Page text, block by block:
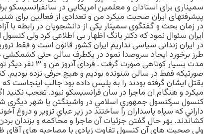
سمیناری برای استادان و معلمین امریکایی در سانفرانسیسکو
پیشرفتهای ایران صحبت میکرد من و تعدادی از فعالین برای
در زمان بحث و گفتگوی سمینار یکی از دانشجویان در رابطه با
ایران سئوال نمود که دکتر یانگ اظهار بی اطلاعی کرد ولی
در ایران زندانی سیاسی نداریم ایران کشور قانون است و فقط
طرز برخورد ایجاد سروصدا نمود در یکطرف سالن حتی
مدت بسیار کوتاهی
صورتیکه فقط در سالن شنونده بودیم و هیچ حرفی نزده بودیم.
بقتل ایشان گرفته بودند را به پلیس داده بود جالب اینجاست که
میکرد و هنگام ان ماجرا در سان فرانسیسکو نبود. تعجب نكنيد
كنسول سركنسول جمهوري اسلامي در واشینگتن یا شهر
داراني كه سپاه پاسداران را ساختند در زير عباي تزوير و دروغ
كشاندند. بهر حال گفتن جزئیات آن ماجرا و محاکمه و بزندان
ولی صحبت های آن کنسول تفاوت زیادی با مصاحبه های آقای